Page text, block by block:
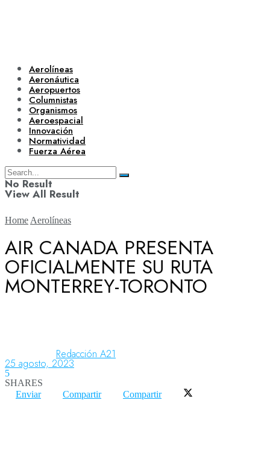
Aerolíneas
Aeronáutica
Aeropuertos
Columnistas
Organismos
Aeroespacial
Innovación
Normatividad
Fuerza Aérea
No Result
View All Result
Aerolíneas
Aeropuertos
Columnistas
Home Aerolíneas
AIR CANADA PRESENTA
OFICIALMENTE SU RUTA
MONTERREY-TORONTO
Redacción A21
25 agosto, 2023
5
SHARES
Enviar
Compartir Compartir